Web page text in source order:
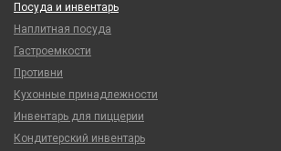
Посуда и инвентарь
Наплитная посуда
Гастроемкости
Противни
Кухонные принадлежности
Инвентарь для пиццерии
Кондитерский инвентарь